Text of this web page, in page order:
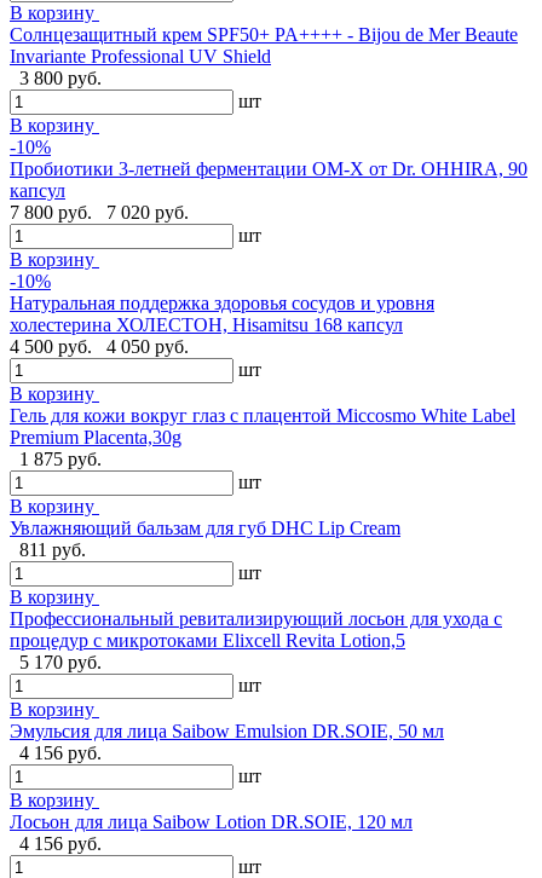
В корзину
Cолнцезащитный крем SPF50+ PA++++ - Bijou de Mer Beaute
Invariante Professional UV Shield
3 800 руб.
шт
В корзину
-10%
Пробиотики 3-летней ферментации OM-X от Dr. OHHIRA, 90
капсул
7 800 руб.
7 020 руб.
шт
В корзину
-10%
Натуральная поддержка здоровья сосудов и уровня
холестерина ХОЛЕСТОН, Hisamitsu 168 капсул
4 500 руб.
4 050 руб.
шт
В корзину
Гель для кожи вокруг глаз с плацентой Miccosmo White Label
Premium Placenta,30g
1 875 руб.
шт
В корзину
Увлажняющий бальзам для губ DHC Lip Cream
811 руб.
шт
В корзину
Профессиональный ревитализирующий лосьон для ухода с
процедур с микротоками Elixcell Revita Lotion,5
5 170 руб.
шт
В корзину
Эмульсия для лица Saibow Emulsion DR.SOIE, 50 мл
4 156 руб.
шт
В корзину
Лосьон для лица Saibow Lotion DR.SOIE, 120 мл
4 156 руб.
шт